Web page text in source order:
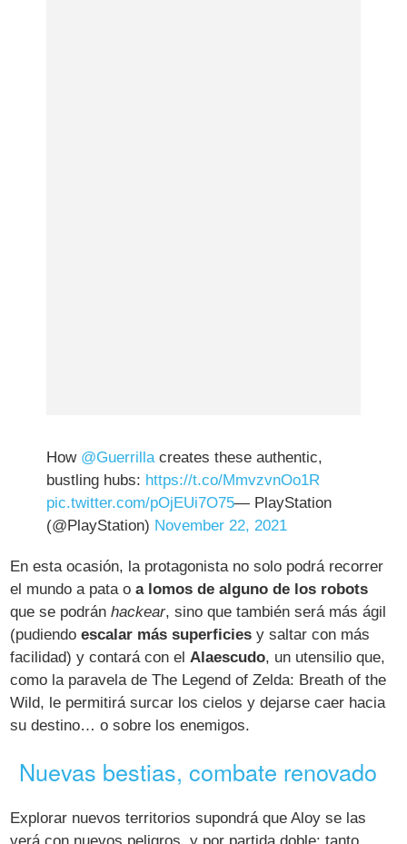
How @Guerrillacreates these authentic,
bustling hubs: https://t.co/MmvzvnOo1R
pic.twitter.com/pOjEUi7O75— PlayStation
(@PlayStation) November 22, 2021
En esta ocasión, la protagonista no solo podrá recorrer
el mundo a pata oa lomos de alguno de los robots
que se podránhackear, sino que también será más ágil
(pudiendoescalar más superficies y saltar con más
facilidad) y contará con elAlaescudo, un utensilio que,
como la paravela deThe Legend of Zelda: Breath of the
Wild, le permitirá surcar los cielos y dejarse caer hacia
su destino… o sobre los enemigos.
Nuevas bestias, combate renovado
Explorar nuevos territorios supondrá que Aloy se las